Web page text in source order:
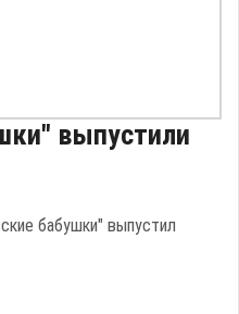
выпустили
бабушки" выпустил